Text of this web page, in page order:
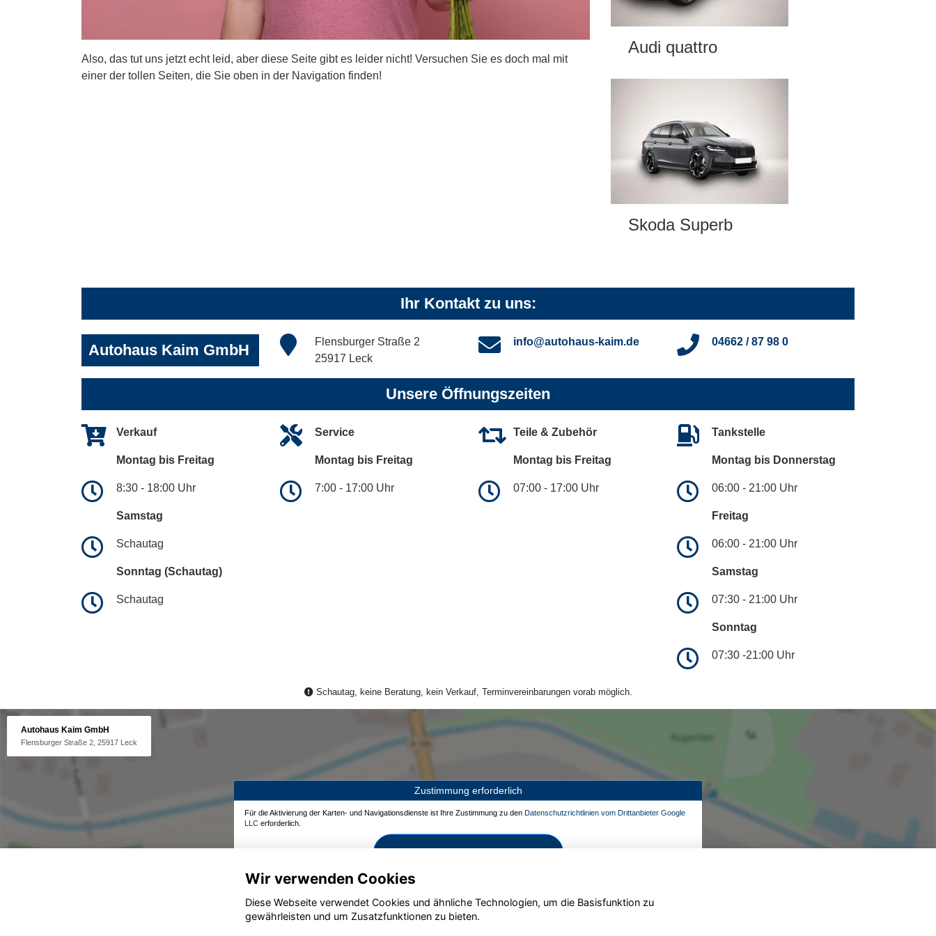
Also, das tut uns jetzt echt leid, aber diese Seite gibt es leider nicht! Versuchen Sie es doch mal mit
einer der tollen Seiten, die Sie oben in der Navigation finden!
Audi quattro
Skoda Superb
Ihr Kontakt zu uns:
Autohaus Kaim GmbH
Flensburger Straße 2
25917 Leck
info@autohaus-kaim.de 04662 / 87 98 0
Unsere Öffnungszeiten
Verkauf
Montag bis Freitag
8:30 - 18:00 Uhr
Samstag
Schautag
Sonntag (Schautag)
Schautag
Service
Montag bis Freitag
7:00 - 17:00 Uhr
Teile & Zubehör
Montag bis Freitag
07:00 - 17:00 Uhr
Tankstelle
Montag bis Donnerstag
06:00 - 21:00 Uhr
Freitag
06:00 - 21:00 Uhr
Samstag
07:30 - 21:00 Uhr
Sonntag
07:30 -21:00 Uhr
Schautag, keine Beratung, kein Verkauf, Terminvereinbarungen vorab möglich.
Autohaus Kaim GmbH
Flensburger Straße 2, 25917 Leck
Zustimmung erforderlich
Für die Aktivierung der Karten- und Navigationsdienste ist Ihre Zustimmung zu den Datenschutzrichtlinien vom Drittanbieter Google
LLC erforderlich.
Zustimmen und aktivieren
Wir verwenden Cookies
Diese Webseite verwendet Cookies und ähnliche Technologien, um die Basisfunktion zu
gewährleisten und um Zusatzfunktionen zu bieten.